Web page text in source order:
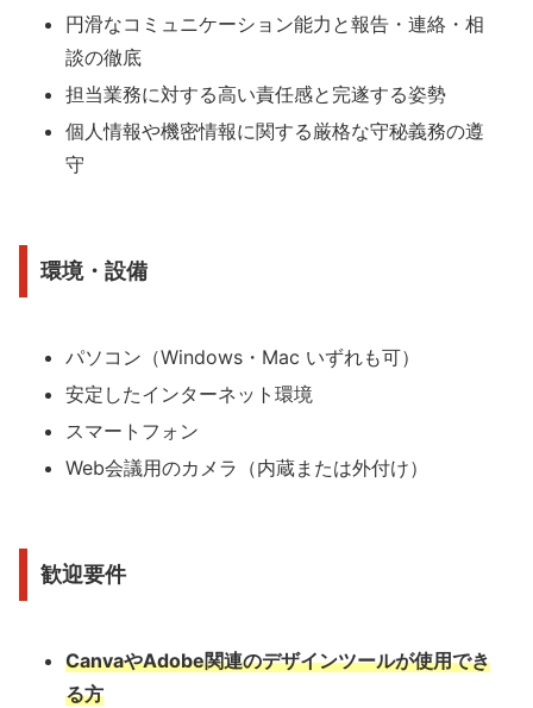
円滑なコミュニケーション能力と報告・連絡・相
談の徹底
担当業務に対する高い責任感と完遂する姿勢
個人情報や機密情報に関する厳格な守秘義務の遵
守
環境・設備
パソコン（Windows・Mac いずれも可）
安定したインターネット環境
スマートフォン
Web会議用のカメラ（内蔵または外付け）
歓迎要件
CanvaやAdobe関連のデザインツールが使用でき
る方